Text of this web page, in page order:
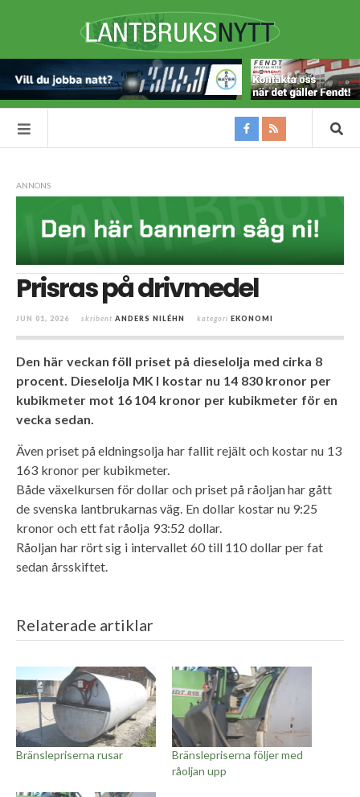
ANNONS
Prisras på drivmedel
JUN 01, 2026 skribent ANDERS NILÉHN kategori EKONOMI
Den här veckan föll priset på dieselolja med cirka 8
procent. Dieselolja MK I kostar nu 14 830 kronor per
kubikmeter mot 16 104 kronor per kubikmeter för en
vecka sedan.
Även priset på eldningsolja har fallit rejält och kostar nu 13
163 kronor per kubikmeter.
Både växelkursen för dollar och priset på råoljan har gått
de svenska lantbrukarnas väg. En dollar kostar nu 9:25
kronor och ett fat råolja 93:52 dollar.
Råoljan har rört sig i intervallet 60 till 110 dollar per fat
sedan årsskiftet.
Relaterade artiklar
Bränslepriserna rusar
Bränslepriserna följer med
råoljan upp